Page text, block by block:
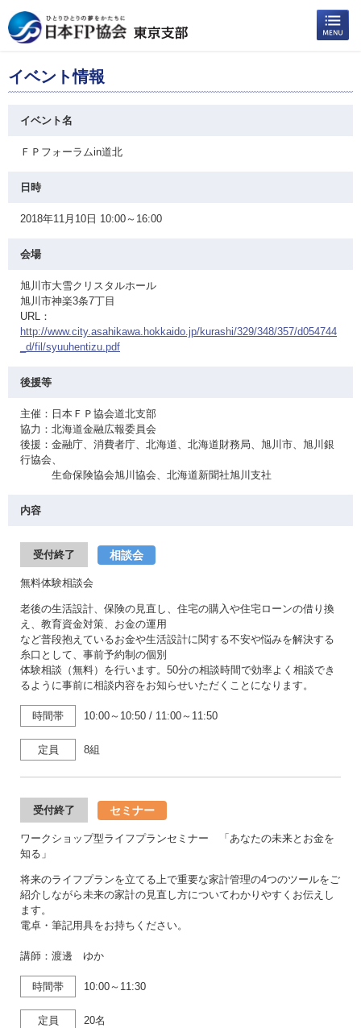
イベント情報
イベント名
ＦＰフォーラムin道北
日時
2018年11月10日 10:00～16:00
会場
旭川市大雪クリスタルホール
旭川市神楽3条7丁目
URL：
http://www.city.asahikawa.hokkaido.jp/kurashi/329/348/357/d054744
_d/fil/syuuhentizu.pdf
後援等
主催：日本ＦＰ協会道北支部
協力：北海道金融広報委員会
後援：金融庁、消費者庁、北海道、北海道財務局、旭川市、旭川銀
行協会、
生命保険協会旭川協会、北海道新聞社旭川支社
内容
受付終了 相談会
無料体験相談会
老後の生活設計、保険の見直し、住宅の購入や住宅ローンの借り換
え、教育資金対策、お金の運用
など普段抱えているお金や生活設計に関する不安や悩みを解決する
糸口として、事前予約制の個別
体験相談（無料）を行います。50分の相談時間で効率よく相談でき
るように事前に相談内容をお知らせいただくことになります。
時間帯 10:00～10:50 / 11:00～11:50
定員 8組
受付終了 セミナー
ワークショップ型ライフプランセミナー 「あなたの未来とお金を
知る」
将来のライフプランを立てる上で重要な家計管理の4つのツールをご
紹介しながら未来の家計の見直し方についてわかりやすくお伝えし
ます。
電卓・筆記用具をお持ちください。
講師：渡邊 ゆか
時間帯 10:00～11:30
定員 20名